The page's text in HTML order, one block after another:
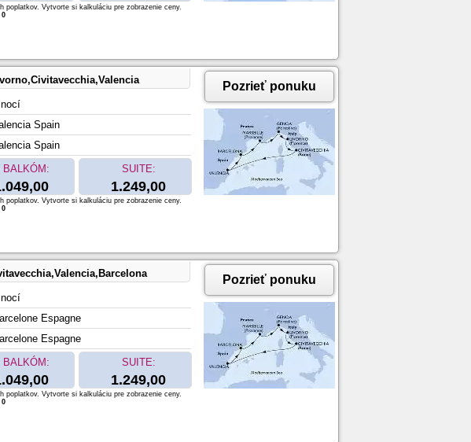
Vytvorte si kalkuláciu pre zobrazenie ceny.
0
Spain
Spain
BALKÓM: SUITE:
1.249,00
Pozrieť ponuku
Vytvorte si kalkuláciu pre zobrazenie ceny.
0
Espagne
Espagne
BALKÓM: SUITE:
1.249,00
Pozrieť ponuku
Vytvorte si kalkuláciu pre zobrazenie ceny.
0